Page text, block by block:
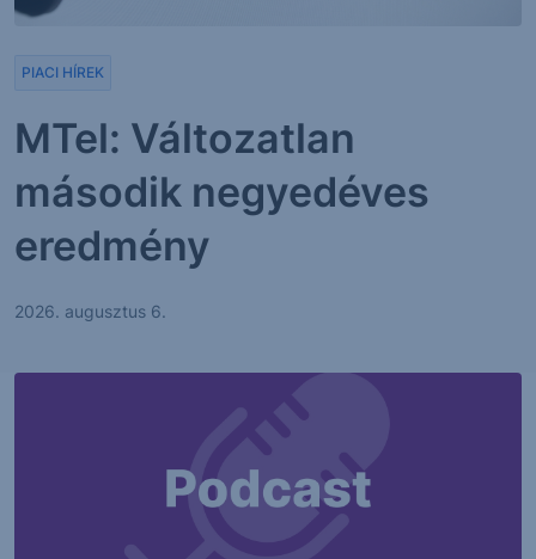
MTel: Változatlan
második negyedéves
eredmény
PIACI HÍREK
2026. augusztus 6.